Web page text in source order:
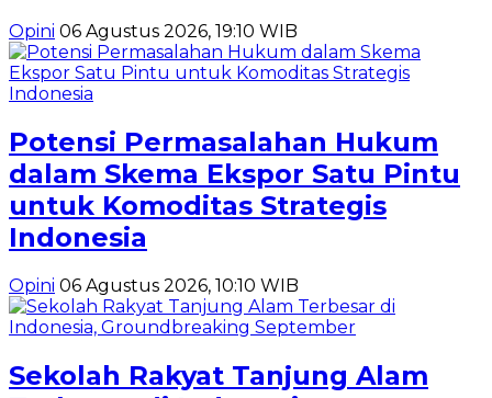
Opini 06 Agustus 2026, 19:10 WIB
Potensi Permasalahan Hukum
dalam Skema Ekspor Satu Pintu
untuk Komoditas Strategis
Indonesia
Opini 06 Agustus 2026, 10:10 WIB
Sekolah Rakyat Tanjung Alam